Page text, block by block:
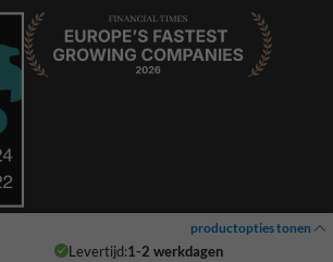
productopties tonen
Levertijd:1-2 werkdagen